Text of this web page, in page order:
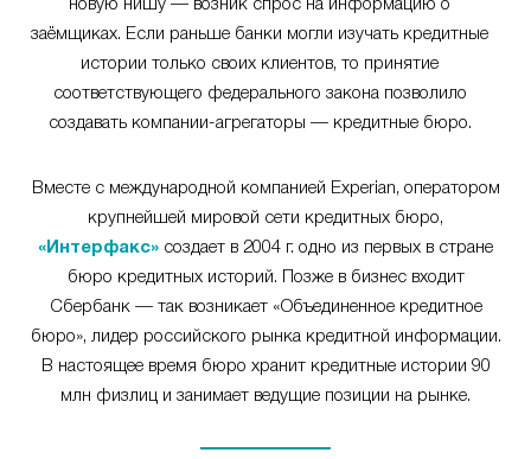
новую нишу — возник спрос на информацию о
заёмщиках. Если раньше банки могли изучать кредитные
истории только своих клиентов, то принятие
соответствующего федерального закона позволило
создавать компании-агрегаторы — кредитные бюро.
Вместе с международной компанией Experian, оператором
крупнейшей мировой сети кредитных бюро,
«Интерфакс» создает в 2004 г. одно из первых в стране
бюро кредитных историй. Позже в бизнес входит
Сбербанк — так возникает «Объединенное кредитное
бюро», лидер российского рынка кредитной информации.
В настоящее время бюро хранит кредитные истории 90
млн физлиц и занимает ведущие позиции на рынке.